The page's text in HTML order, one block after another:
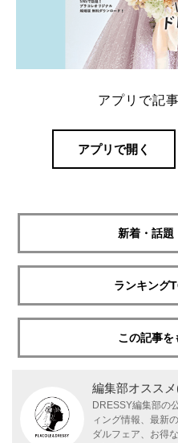
アプリで記
アプリで開く
新着・話題
ランキング
この記事を
編集部オスス
DRESSY編集部の
ィング情報、最新
ダルフェア、お得